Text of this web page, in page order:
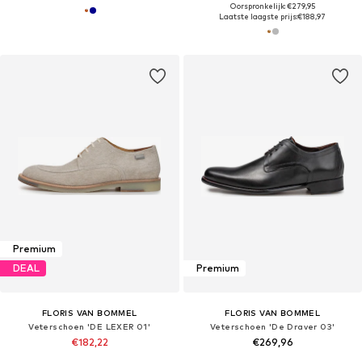
Oorspronkelijk: €279,95
Laatste laagste prijs:€188,97
Premium
DEAL
FLORIS VAN BOMMEL
Veterschoen 'DE LEXER 01'
€182,22
Premium
FLORIS VAN BOMMEL
Veterschoen 'De Draver 03'
€269,96